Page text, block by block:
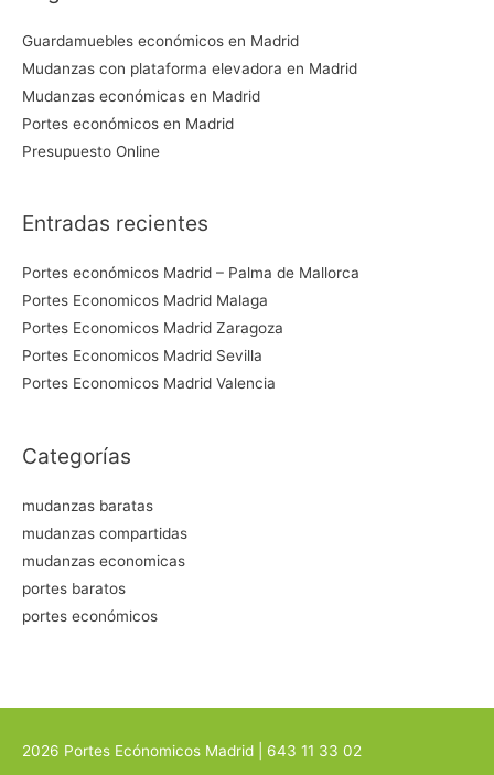
Guardamuebles económicos en Madrid
Mudanzas con plataforma elevadora en Madrid
Mudanzas económicas en Madrid
Portes económicos en Madrid
Presupuesto Online
Entradas recientes
Portes económicos Madrid – Palma de Mallorca
Portes Economicos Madrid Malaga
Portes Economicos Madrid Zaragoza
Portes Economicos Madrid Sevilla
Portes Economicos Madrid Valencia
Categorías
mudanzas baratas
mudanzas compartidas
mudanzas economicas
portes baratos
portes económicos
2026 Portes Ecónomicos Madrid | 643 11 33 02